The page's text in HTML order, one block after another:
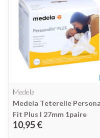
Medela
Medela Teterelle
Fit Plus l 27mm 1paire
10,95 €